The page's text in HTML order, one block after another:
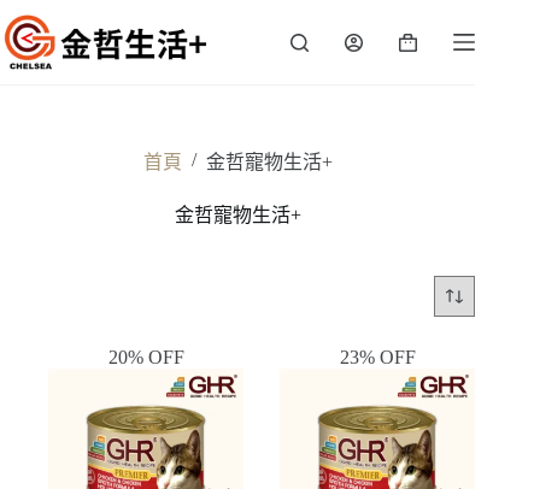
跳
至
主
購
首頁 / 金哲寵物生活+
金哲寵物生活+
20% OFF 23% OFF